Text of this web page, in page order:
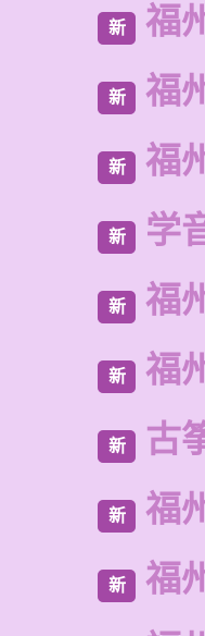
新 福
新 福
新 福
新 学
新 福
新 福
新 古
新 福
新
福